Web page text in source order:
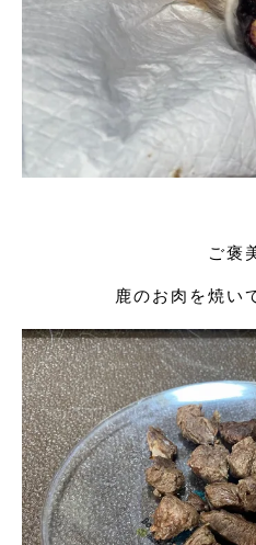
ご褒
鹿のお肉を焼い